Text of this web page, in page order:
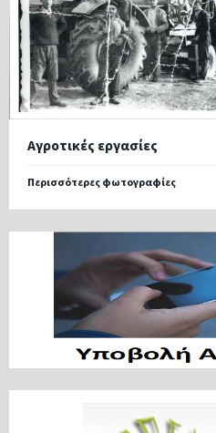
Αγροτικές εργασίες
Περισσότερες φωτογραφίες